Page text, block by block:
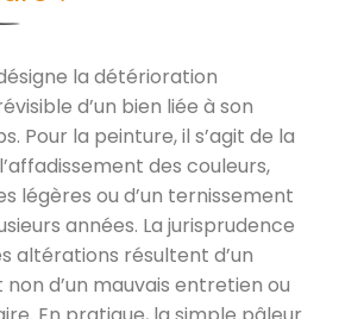
la détérioration
d’un bien liée à son
Pour la peinture, il s’agit de la
des couleurs,
légères ou d’un ternissement
années. La jurisprudence
altérations résultent d’un
d’un mauvais entretien ou